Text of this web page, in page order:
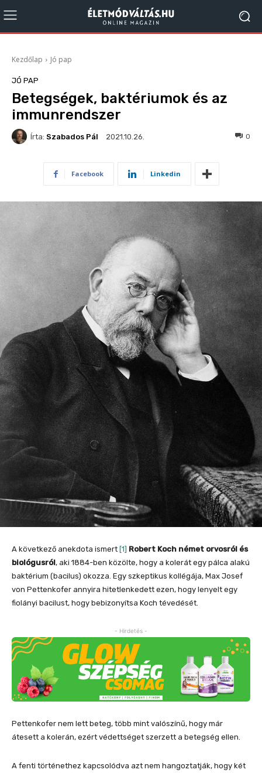
Kezdőlap Jó pap
JÓ PAP
Betegségek, baktériumok és az
immunrendszer
Írta: Szabados Pál 2021.10.26. 0
Facebook Linkedin
A következő anekdota ismert [1] Robert Koch német orvosról és
biológusról, aki 1884-ben közölte, hogy a kolerát egy pálca alakú
baktérium (bacilus) okozza. Egy szkeptikus kollégája, Max Josef
von Pettenkofer annyira hitetlenkedett ezen, hogy lenyelt egy
fiolányi bacilust, hogy bebizonyítsa Koch tévedését.
- Hirdetés -
Pettenkofer nem lett beteg, több mint valószínű, hogy már
átesett a kolerán, ezért védettséget szerzett a betegség ellen.
A fenti történethez kapcsolódva azt nem hangoztatják, hogy két